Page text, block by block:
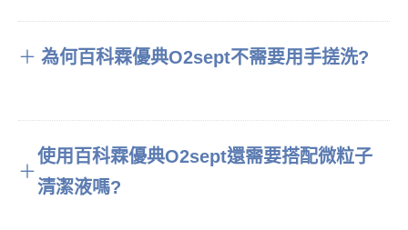
＋ 為何百科霖優典O2sept不需要用手搓洗?
＋
使用百科霖優典O2sept還需要搭配微粒子
清潔液嗎?